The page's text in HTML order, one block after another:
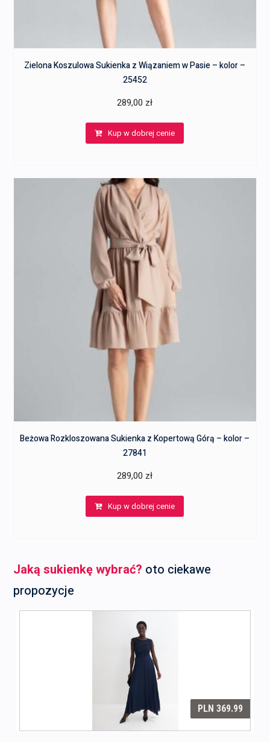
Zielona Koszulowa Sukienka z Wiązaniem w Pasie – kolor –
25452
289,00 zł
Kup w dobrej cenie
Beżowa Rozkloszowana Sukienka z Kopertową Górą – kolor –
27841
289,00 zł
Kup w dobrej cenie
Jaką sukienkę wybrać? oto ciekawe
propozycje